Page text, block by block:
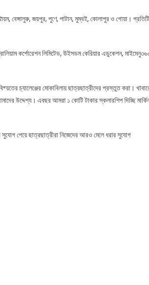
বেঙ্গালুরু, জয়পুর, পুণে, পাটান, মুম্বই, কোলাপুর ও গোয়া। প্রতিটি
কর্পোরেশন লিমিটেড, উইসডম কেরিয়ার এডুকেশন,
চ্যালেঞ্জের মোকাবিলায় ছাত্রছাত্রীদের প্রস্তুত করা।
উদ্দেশ্য। এবছর আমরা ১ কোটি টাকার স্কলারশিপ দিচ্ছি
পেয়ে ছাত্রছাত্রীরা নিজেদের আরও মেলে ধরার সুযোগ